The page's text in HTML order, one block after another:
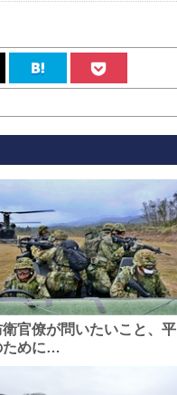
衛官僚が問いたいこと、平
ために…